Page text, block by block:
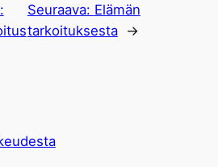
Seuraava: Elämän
tarkoituksesta
→